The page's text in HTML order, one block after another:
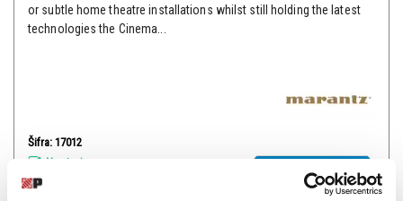
or subtle home theatre installations whilst still holding the latest
technologies the Cinema...
Šifra: 17012
Na stanju
DODAJ U KORPU